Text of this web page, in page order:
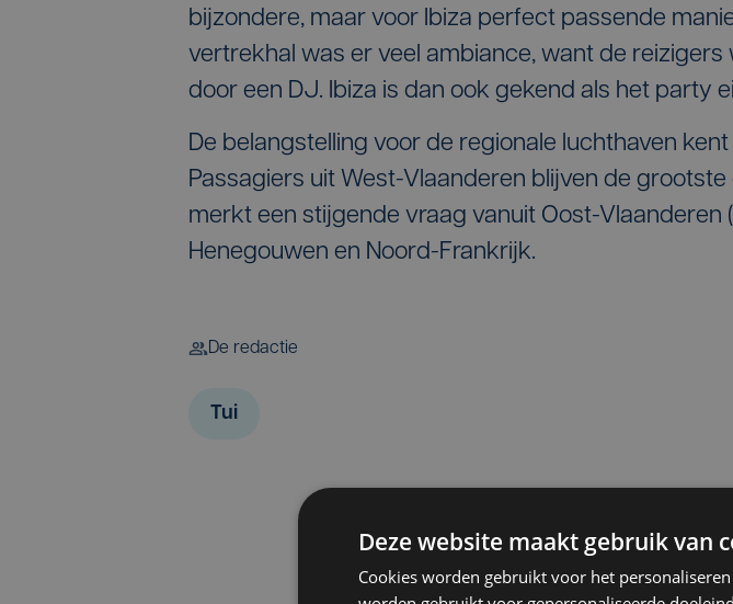
bijzondere, maar voor Ibiza perfect passende
vertrekhal was er veel ambiance, want de
door een DJ. Ibiza is dan ook gekend als het party
De belangstelling voor de regionale luchthaven
Passagiers uit West-Vlaanderen blijven de grootste
merkt een stijgende vraag vanuit Oost-Vlaanderen
Henegouwen en Noord-Frankrijk.
De redactie
Tui
Deze website maakt gebruik van
Cookies worden gebruikt voor het